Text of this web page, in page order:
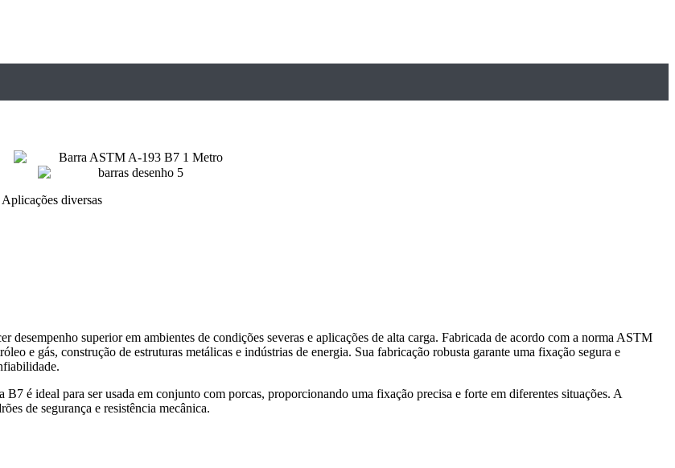
diversas
superior em ambientes de condições severas e aplicações de alta carga. Fabricada de acordo com a norma ASTM
e gás, construção de estruturas metálicas e indústrias de energia. Sua fabricação robusta garante uma fixação segura e
é ideal para ser usada em conjunto com porcas, proporcionando uma fixação precisa e forte em diferentes situações. A
de segurança e resistência mecânica.